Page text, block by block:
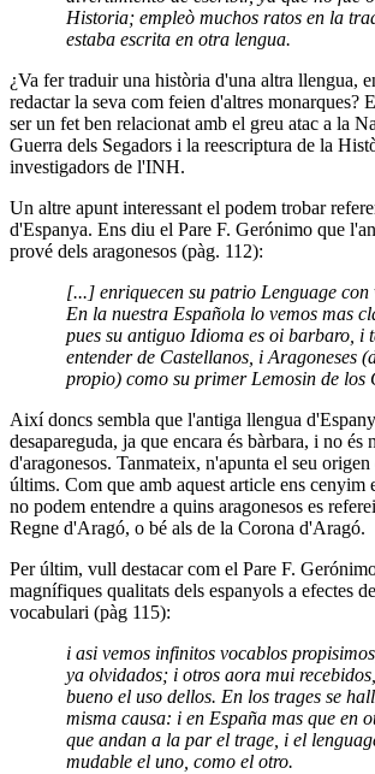
Historia; empleò muchos ratos en la
estaba escrita en otra lengua.
¿Va fer traduir una història d'una altra llengua,
redactar la seva com feien d'altres monarques?
ser un fet ben relacionat amb el greu atac a la
Guerra dels Segadors i la reescriptura de la
investigadors de l'INH.
Un altre apunt interessant el podem trobar
d'Espanya. Ens diu el Pare F. Gerónimo que
prové dels aragonesos (pàg. 112):
[...] enriquecen su patrio Lenguage con
En la nuestra Española lo vemos mas
pues su antiguo Idioma es oi barbaro, i
entender de Castellanos, i Aragoneses
propio) como su primer Lemosin de los
Així doncs sembla que l'antiga llengua
desapareguda, ja que encara és bàrbara, i no és
d'aragonesos. Tanmateix, n'apunta el seu origen
últims. Com que amb aquest article ens cenyim
no podem entendre a quins aragonesos es
Regne d'Aragó, o bé als de la Corona d'Aragó.
Per últim, vull destacar com el Pare F.
magnífiques qualitats dels espanyols a efectes
vocabulari (pàg 115):
i asi vemos infinitos vocablos
ya olvidados; i otros aora mui
bueno el uso dellos. En los trages se
misma causa: i en España mas que en
que andan a la par el trage, i el
mudable el uno, como el otro.